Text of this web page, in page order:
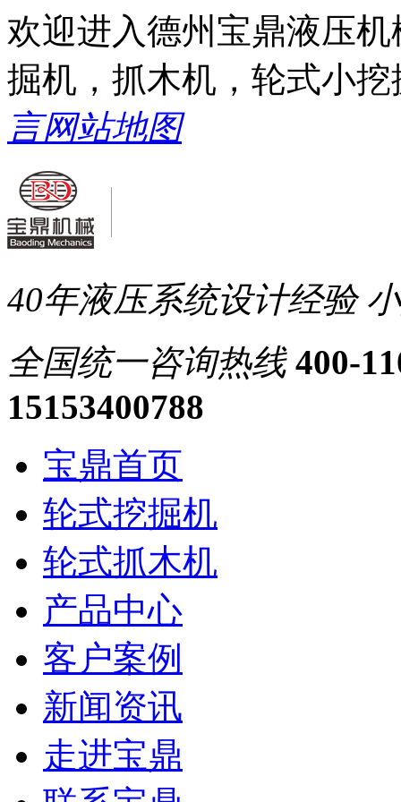
欢迎进入德州宝鼎液压
掘机，抓木机，轮式小
言网站地图
40年液压系统设计经验
全国统一咨询热线 400-
15153400788
宝鼎首页
轮式挖掘机
轮式抓木机
产品中心
客户案例
新闻资讯
走进宝鼎